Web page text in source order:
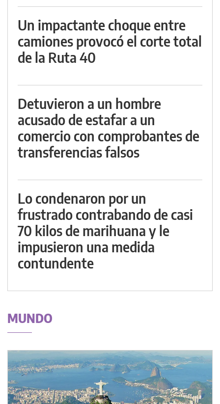
Un impactante choque entre
camiones provocó el corte total
de la Ruta 40
Detuvieron a un hombre
acusado de estafar a un
comercio con comprobantes de
transferencias falsos
Lo condenaron por un
frustrado contrabando de casi
70 kilos de marihuana y le
impusieron una medida
contundente
MUNDO